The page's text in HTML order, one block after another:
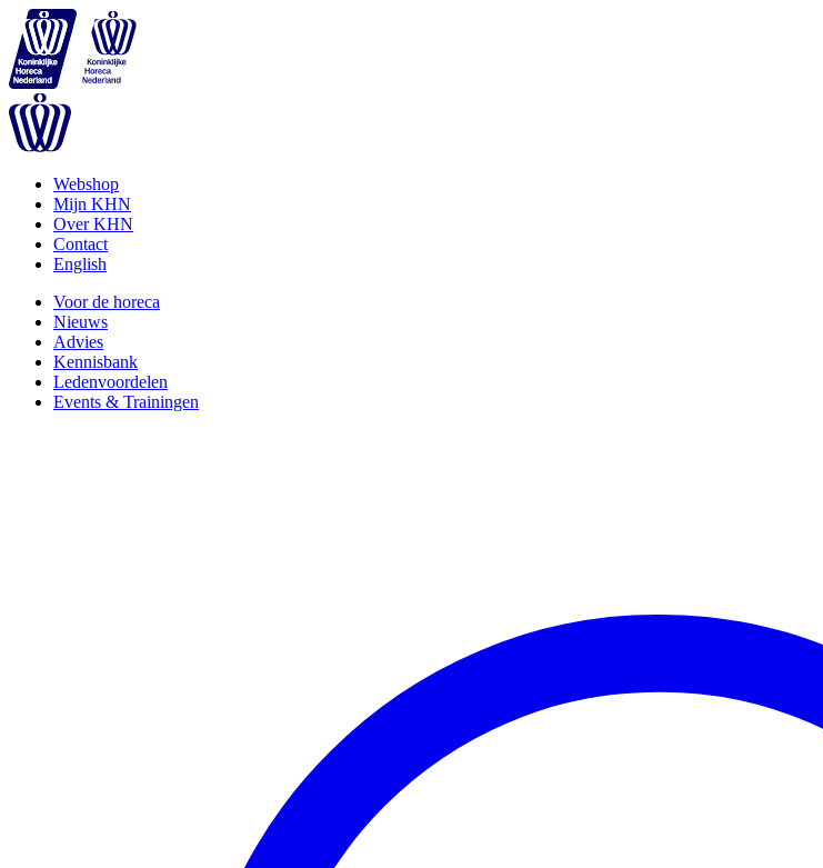
Webshop
Mijn KHN
Over KHN
Contact
English
Voor de horeca
Nieuws
Advies
Kennisbank
Ledenvoordelen
Events & Trainingen